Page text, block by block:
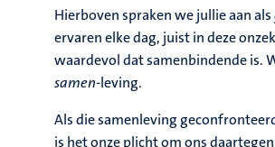
Hierboven spraken we jullie aan als
ervaren elke dag, juist in deze
waardevol dat samenbindende is.
samen-leving.
Als die samenleving
is het onze plicht om ons